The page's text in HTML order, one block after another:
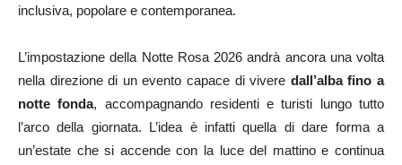
inclusiva, popolare e contemporanea.
L’impostazione della Notte Rosa 2026 andrà ancora una volta
nella direzione di un evento capace di vivere dall’alba fino a
notte fonda, accompagnando residenti e turisti lungo tutto
l’arco della giornata. L’idea è infatti quella di dare forma a
un’estate che si accende con la luce del mattino e continua